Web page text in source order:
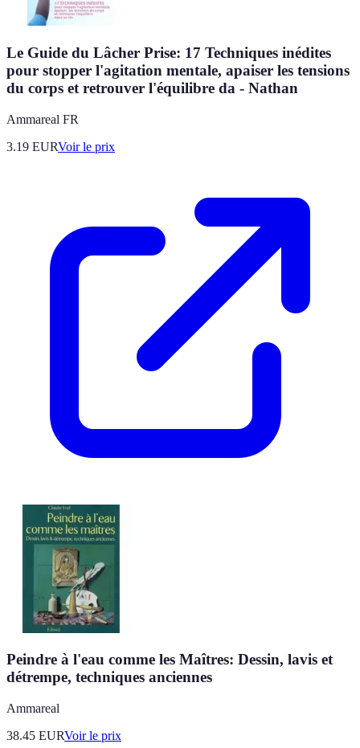
Le Guide du Lâcher Prise: 17 Techniques inédites
pour stopper l'agitation mentale, apaiser les tensions
du corps et retrouver l'équilibre da - Nathan
Ammareal FR
3.19 EURVoir le prix
Peindre à l'eau comme les Maîtres: Dessin, lavis et
détrempe, techniques anciennes
Ammareal
38.45 EURVoir le prix